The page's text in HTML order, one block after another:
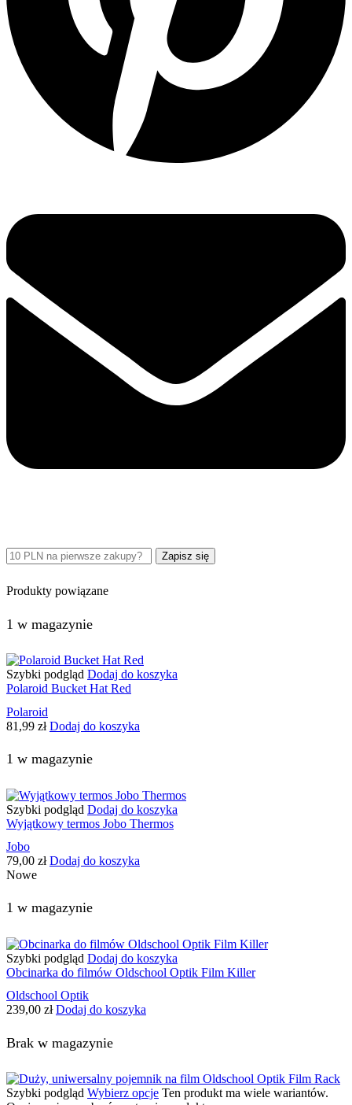
Produkty powiązane
1 w magazynie
Szybki podgląd Dodaj do koszyka
Polaroid Bucket Hat Red
Polaroid
81,99 zł Dodaj do koszyka
1 w magazynie
Szybki podgląd Dodaj do koszyka
Wyjątkowy termos Jobo Thermos
Jobo
79,00 zł Dodaj do koszyka
Nowe
1 w magazynie
Szybki podgląd Dodaj do koszyka
Obcinarka do filmów Oldschool Optik Film Killer
Oldschool Optik
239,00 zł Dodaj do koszyka
Brak w magazynie
Szybki podgląd Wybierz opcje Ten produkt ma wiele wariantów.